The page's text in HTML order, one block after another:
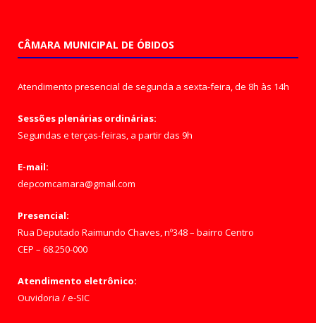
CÂMARA MUNICIPAL DE ÓBIDOS
Atendimento presencial de segunda a sexta-feira, de 8h às 14h
Sessões plenárias ordinárias:
Segundas e terças-feiras, a partir das 9h
E-mail:
depcomcamara@gmail.com
Presencial:
Rua Deputado Raimundo Chaves, nº348 – bairro Centro
CEP – 68.250-000
Atendimento eletrônico:
Ouvidoria /e-SIC